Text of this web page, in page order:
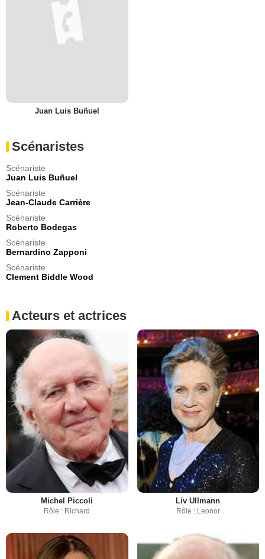
Juan Luis Buñuel
Scénaristes
Scénariste
Juan Luis Buñuel
Scénariste
Jean-Claude Carrière
Scénariste
Roberto Bodegas
Scénariste
Bernardino Zapponi
Scénariste
Clement Biddle Wood
Acteurs et actrices
Michel Piccoli
Rôle : Richard
Liv Ullmann
Rôle : Leonor